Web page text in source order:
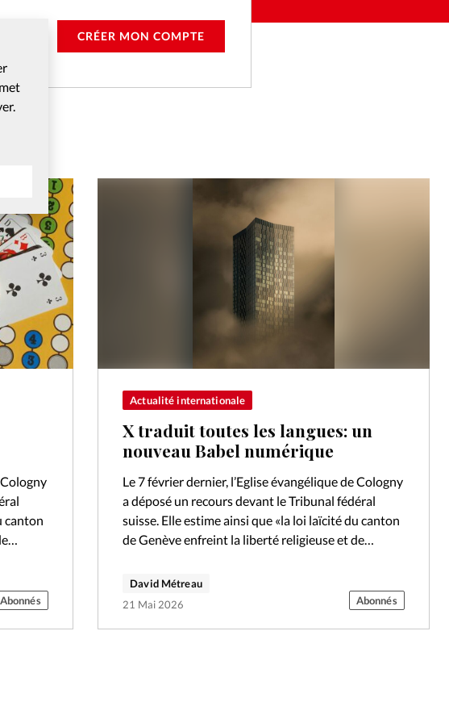
CRÉER MON COMPTE
canton
Abonnés
Actualité internationale
X traduit toutes les langues: un
nouveau Babel numérique
Le 7 février dernier, l’Eglise évangélique de Cologny
a déposé un recours devant le Tribunal fédéral
suisse. Elle estime ainsi que «la loi laïcité du canton
de Genève enfreint la liberté religieuse et de
David Métreau
21 Mai 2026
Abonnés